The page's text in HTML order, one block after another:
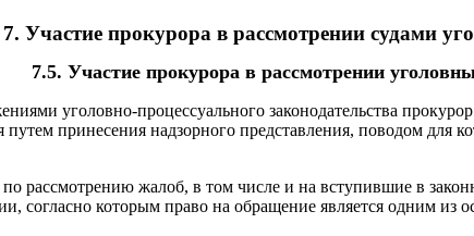
Участие прокурора в рассмотрении судами
7.5. Участие прокурора в рассмотрении
уголовно-процессуального законодательства
путем принесения надзорного представления, поводом для
рассмотрению жалоб, в том числе и на вступившие в
согласно которым право на обращение является одним